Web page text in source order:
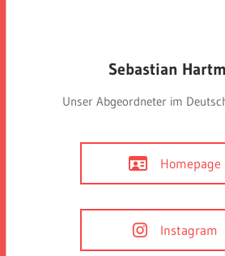
Sebastian
Unser Abgeordneter im
Homepage
Instagram